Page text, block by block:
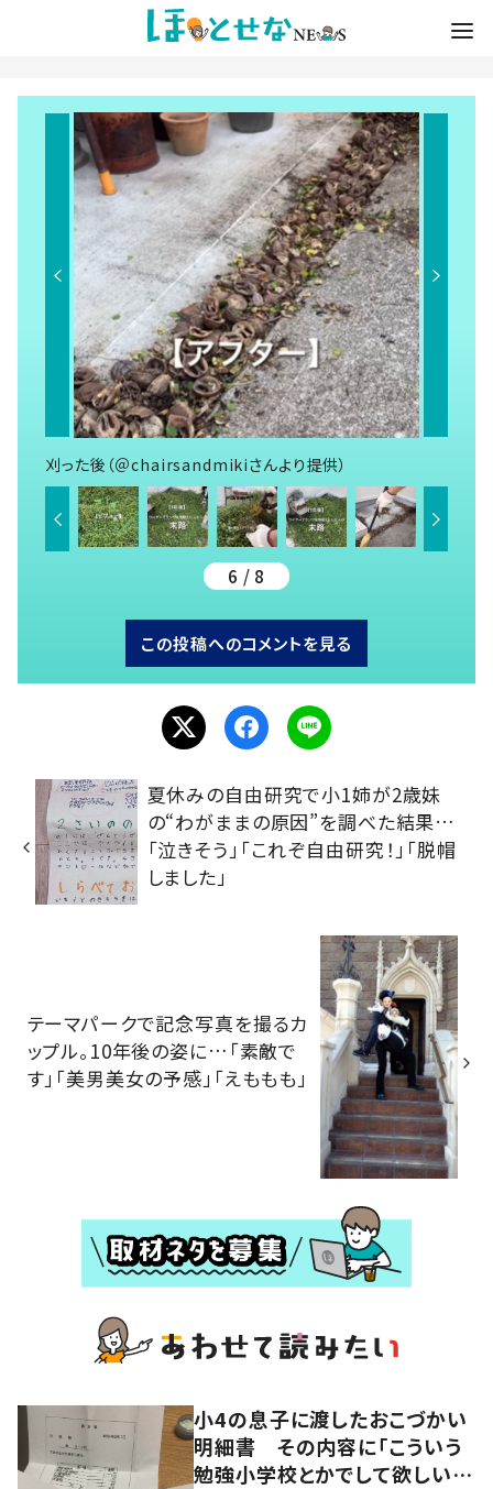
刈った後（＠chairsandmikiさんより提供）
6 / 8
この投稿へのコメントを見る
夏休みの自由研究で小1姉が2歳妹
の“わがままの原因”を調べた結果…
「泣きそう」「これぞ自由研究！」「脱帽
しました」
テーマパークで記念写真を撮るカ
ップル。10年後の姿に…「素敵で
す」「美男美女の予感」「えももも」
小4の息子に渡したおこづかい
明細書 その内容に「こういう
勉強小学校とかでして欲しい」